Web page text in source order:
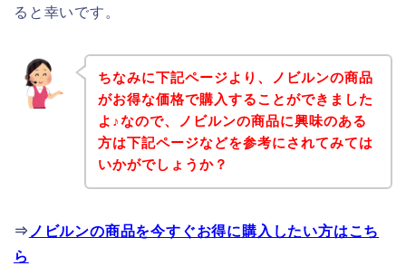
ると幸いです。
ちなみに下記ページより、ノビルンの商品
がお得な価格で購入することができました
よ♪なので、ノビルンの商品に興味のある
方は下記ページなどを参考にされてみては
いかがでしょうか？
⇒ ノビルンの商品を今すぐお得に購入したい方はこち
ら